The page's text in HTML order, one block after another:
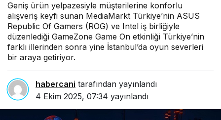
Geniş ürün yelpazesiyle müşterilerine konforlu
alışveriş keyfi sunan MediaMarkt Türkiye’nin ASUS
Republic Of Gamers (ROG) ve Intel iş birliğiyle
düzenlediği GameZone Game On etkinliği Türkiye’nin
farklı illerinden sonra yine İstanbul’da oyun severleri
bir araya getiriyor.
habercani tarafından yayınlandı
4 Ekim 2025, 07:34 yayınlandı